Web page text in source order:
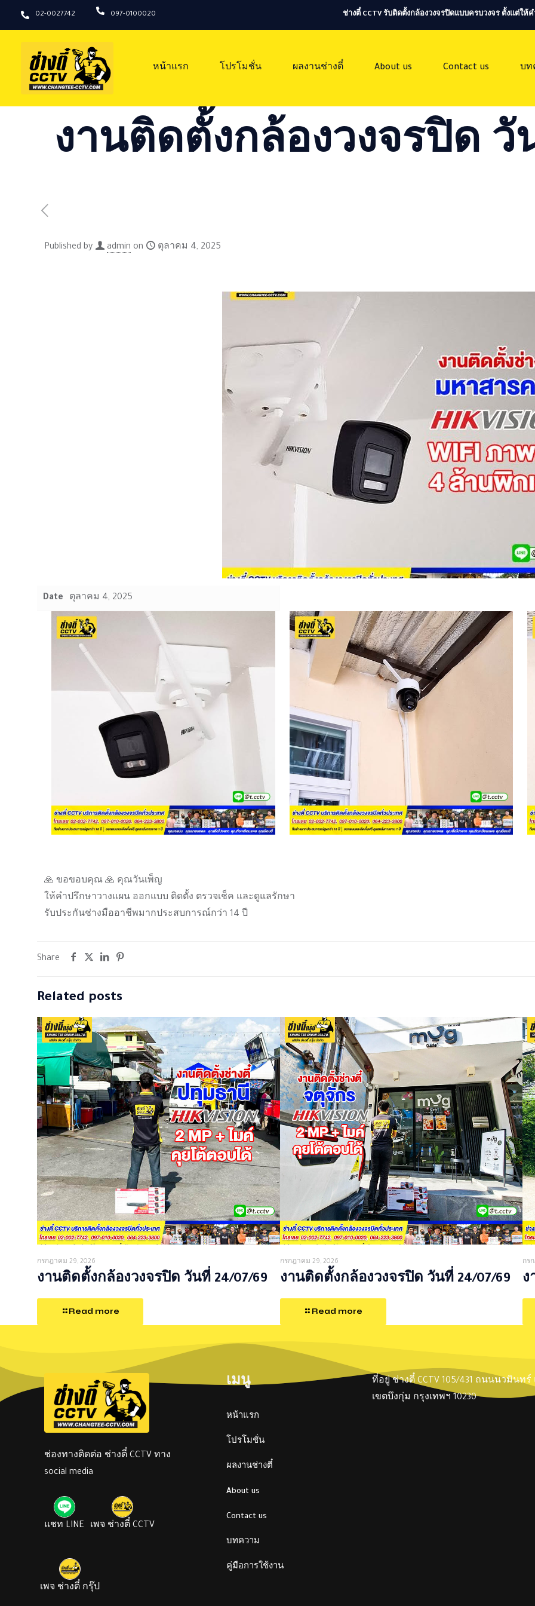
02-0027742 097-0100020 ช่างตี๋ CCTV รับติดตั้งกล้องวงจรปิดแบบครบวงจร ตั้งแต่
หน้าแรก โปรโมชั่น ผลงานช่างตี๋ About us Contact us บท
งานติดตั้งกล้องวงจรปิด วั
Published by admin on ตุลาคม 4, 2025
Date ตุลาคม 4, 2025
🙏 ขอขอบคุณ 🙏 คุณวันเพ็ญ
ให้คำปรึกษาวางแผน ออกแบบ ติดตั้ง ตรวจเช็ค และดูแลรักษา
รับประกันช่างมืออาชีพมากประสบการณ์กว่า 14 ปี
Share
Related posts
กรกฎาคม 29, 2026
งานติดตั้งกล้องวงจรปิด วันที่ 24/07/69
Read more
กรกฎาคม 29, 2026
งานติดตั้งกล้องวงจรปิด วันที่ 24/07/69
Read more
กร
ง
ช่องทางติดต่อ ช่างตี๋ CCTV ทาง
social media
แชท LINE เพจ ช่างตี๋ CCTV
เพจ ช่างตี๋ กรุ๊ป
เมนู
หน้าแรก
โปรโมชั่น
ผลงานช่างตี๋
About us
Contact us
บทความ
คู่มือการใช้งาน
ที่อยู่ ช่างตี๋ CCTV 105/431 ถนนนวมินท
เขตบึงกุ่ม กรุงเทพฯ 10230